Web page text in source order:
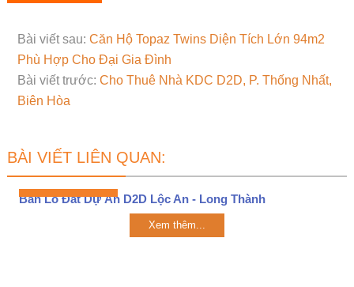
Bài viết sau: Căn Hộ Topaz Twins Diện Tích Lớn 94m2
Phù Hợp Cho Đại Gia Đình
Bài viết trước: Cho Thuê Nhà KDC D2D, P. Thống Nhất,
Biên Hòa
BÀI VIẾT LIÊN QUAN:
Bán Lô Đất Dự Án D2D Lộc An - Long Thành
Xem thêm...